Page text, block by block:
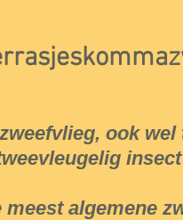
ook
meest algemene